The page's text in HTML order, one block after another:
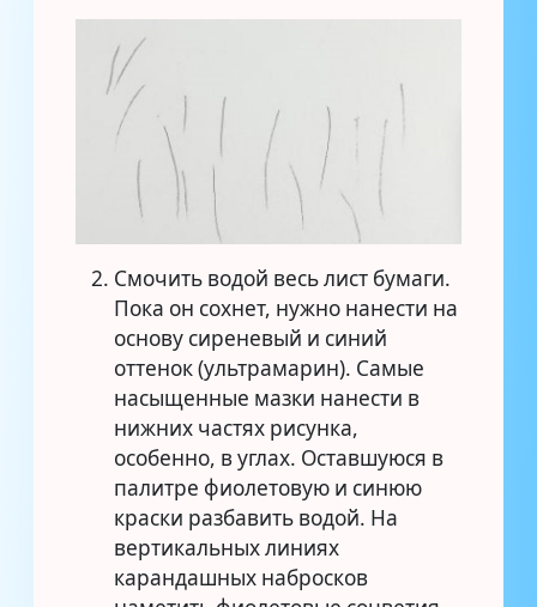
Смочить водой весь лист бумаги.
Пока он сохнет, нужно нанести на
основу сиреневый и синий
оттенок (ультрамарин). Самые
насыщенные мазки нанести в
нижних частях рисунка,
особенно, в углах. Оставшуюся в
палитре фиолетовую и синюю
краски разбавить водой. На
вертикальных линиях
карандашных набросков